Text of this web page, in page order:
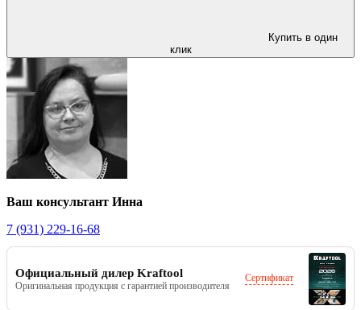
Купить в один
клик
Ваш консультант Инна
7 (931) 229-16-68
Официальный дилер Kraftool
Оригинальная продукция с гарантией производителя
Сертификат